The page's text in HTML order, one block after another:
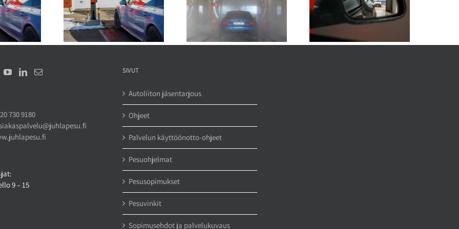
pk-yritykselle,
on useampi
Mitä hyötyä yritysasiakkaalle
on keskitetystä
autopesusopimuksesta?
Voiko pakettiauton pestä
tavallisessa autopesussa?
730 9180
9 – 15
SIVUT
Autoliiton jäsentarjous
Ohjeet
Palvelun käyttöönotto-ohjeet
Pesuohjelmat
Pesusopimukset
Pesuvinkit
Sopimusehdot ja palvelukuvaus